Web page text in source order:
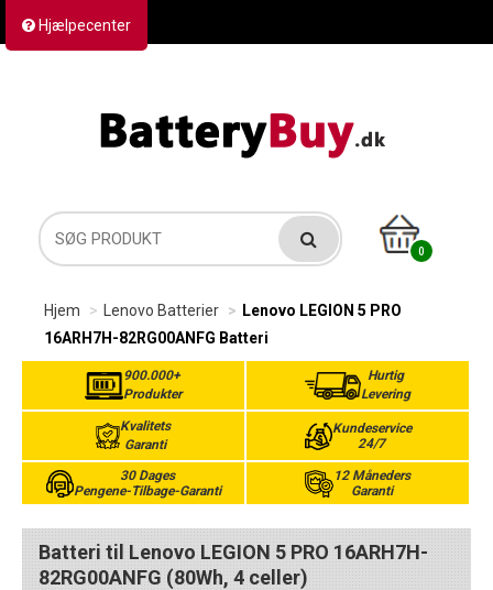
Hjælpecenter
0
Hjem Lenovo Batterier
Lenovo LEGION 5 PRO
16ARH7H-82RG00ANFG Batteri
900.000+
Produkter
Hurtig
Levering
Kvalitets
Garanti
Kundeservice
24/7
30 Dages
Pengene-Tilbage-Garanti
12 Måneders
Garanti
Batteri til Lenovo LEGION 5 PRO 16ARH7H-
82RG00ANFG (80Wh, 4 celler)